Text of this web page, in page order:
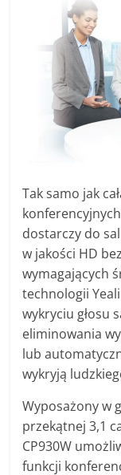
Tak samo jak
dostarczy do
w jakości HD
wymagających
technologii
wykryciu głosu
eliminowania
lub
wykryją
Wyposażony w
przekątnej 3,1
CP930W
funkcji